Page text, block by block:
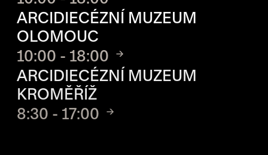
ARCIDIECÉZNÍ MUZEUM
OLOMOUC
10:00 - 18:00
ARCIDIECÉZNÍ MUZEUM
KROMĚŘÍŽ
8:30 - 17:00